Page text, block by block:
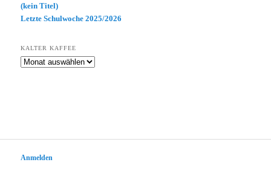
(kein Titel)
Letzte Schulwoche 2025/2026
KALTER KAFFEE
Kalter
Anmelden